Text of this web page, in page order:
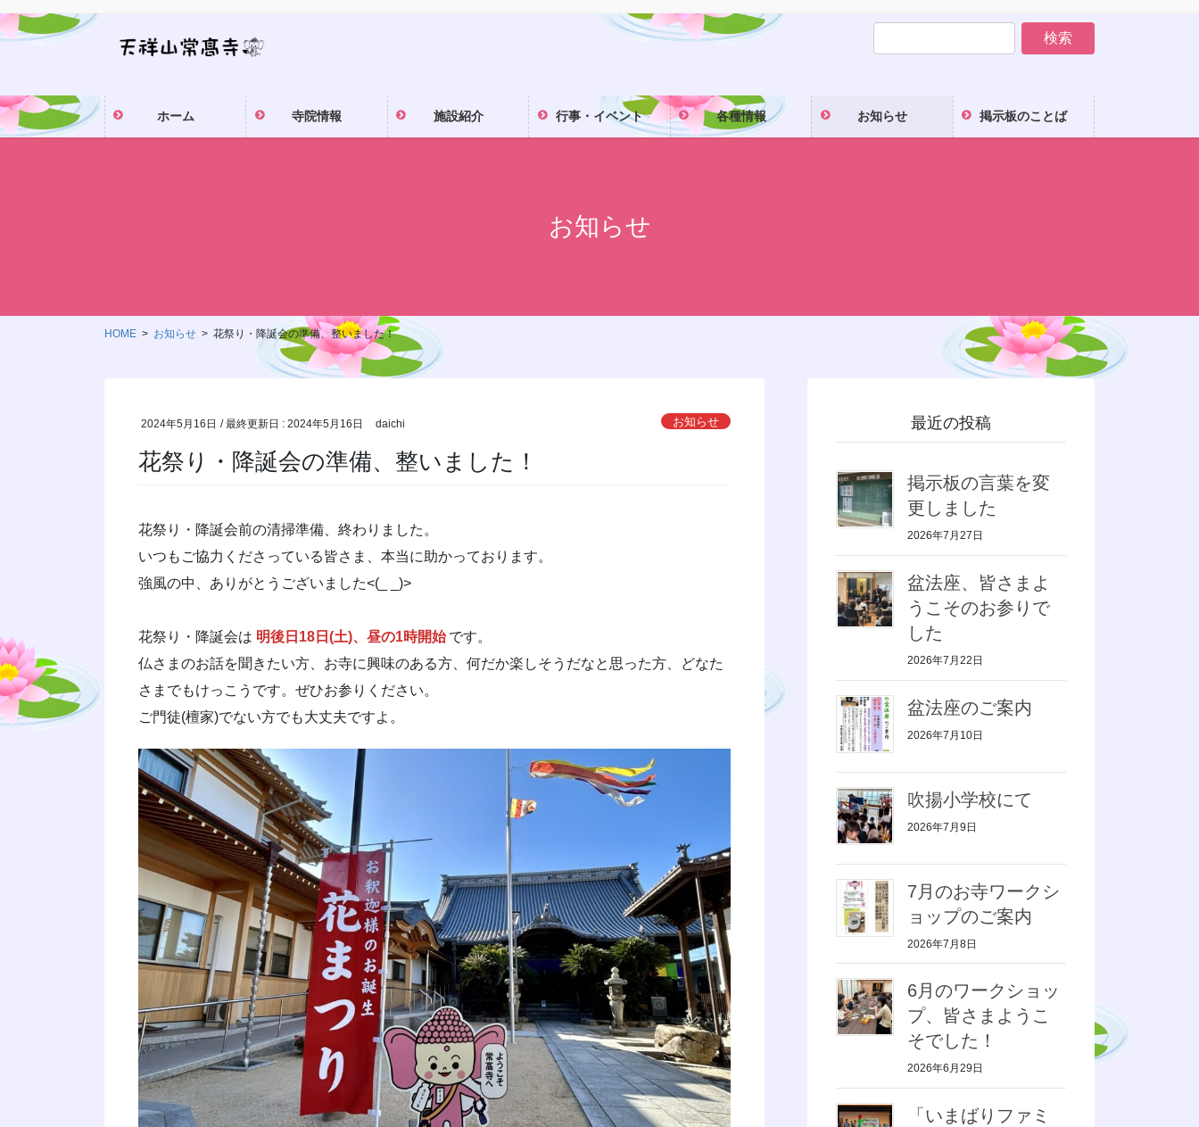
ン
ツ
に
移
ビ
シ
ョ
ン
ホーム 寺院情報 施設紹介 行事・イベント 各種情報 お知らせ 掲示板のことば
お知らせ
HOME お知らせ 花祭り・降誕会の準備、整いました！
2024年5月16日 / 最終更新日 :2024年5月16日 daichi お知らせ
花祭り・降誕会の準備、整いました！
花祭り・降誕会前の清掃準備、終わりました。
いつもご協力くださっている皆さま、本当に助かっております。
強風の中、ありがとうございました<(_ _)>
花祭り・降誕会は 明後日18日(土)、昼の1時開始 です。
仏さまのお話を聞きたい方、お寺に興味のある方、何だか楽しそうだなと思った方、どなた
さまでもけっこうです。ぜひお参りください。
ご門徒(檀家)でない方でも大丈夫ですよ。
最近の投稿
掲示板の言葉を変
更しました
2026年7月27日
盆法座、皆さまよ
うこそのお参りで
した
2026年7月22日
盆法座のご案内
2026年7月10日
吹揚小学校にて
2026年7月9日
7月のお寺ワークシ
ョップのご案内
2026年7月8日
6月のワークショッ
プ、皆さまようこ
そでした！
2026年6月29日
「いまばりファミ